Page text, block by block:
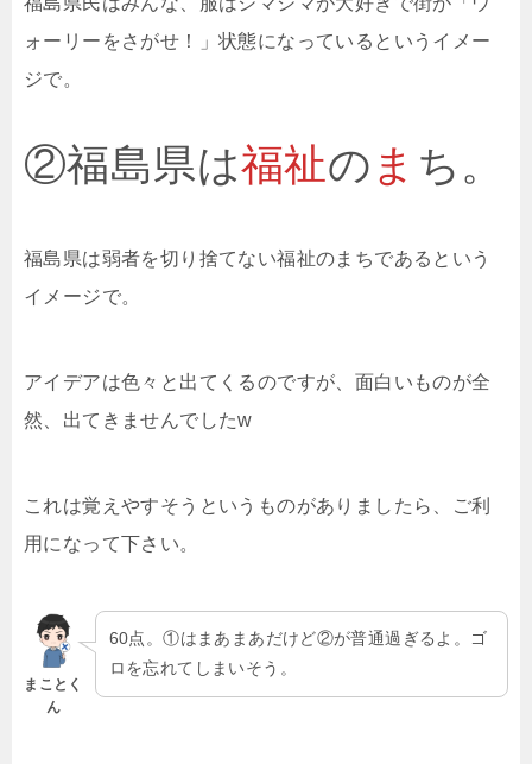
ォーリーをさがせ！」状態になっているというイメー
ジで。
②福島県は福祉の ま ち。
福島県は弱者を切り捨てない福祉のまちであるという
イメージで。
アイデアは色々と出てくるのですが、面白いものが全
然、出てきませんでしたw
これは覚えやすそうというものがありましたら、ご利
用になって下さい。
まことく
ん
60点。①はまあまあだけど②が普通過ぎるよ。ゴ
ロを忘れてしまいそう。